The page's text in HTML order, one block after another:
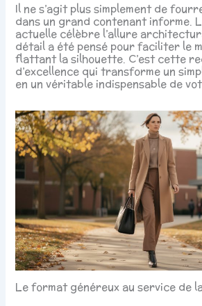
Il ne s’agit plus simplement de
dans un grand contenant informe.
actuelle célèbre l’allure
détail a été pensé pour faciliter le
flattant la silhouette. C’est cette
d’excellence qui transforme un
en un véritable indispensable de
Le format généreux au service de